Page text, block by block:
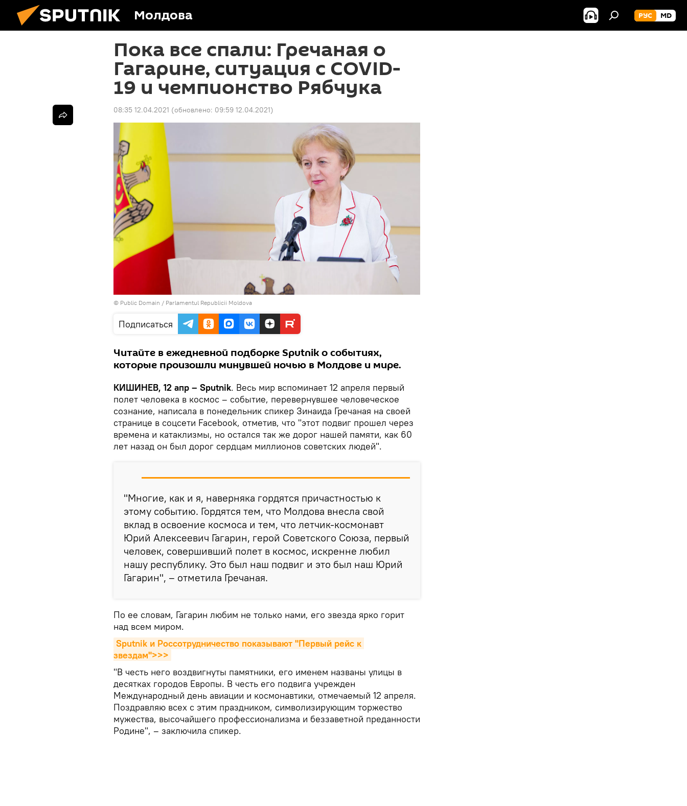
Молдова РУС MD
Пока все спали: Гречаная о
Гагарине, ситуация с COVID-
19 и чемпионство Рябчука
08:35 12.04.2021 (обновлено: 09:59 12.04.2021)
© Public Domain / Parlamentul Republicii Moldova
Подписаться
Читайте в ежедневной подборке Sputnik о событиях,
которые произошли минувшей ночью в Молдове и мире.
КИШИНЕВ, 12 апр – Sputnik. Весь мир вспоминает 12 апреля первый
полет человека в космос – событие, перевернувшее человеческое
сознание, написала в понедельник спикер Зинаида Гречаная на своей
странице в соцсети Facebook, отметив, что "этот подвиг прошел через
времена и катаклизмы, но остался так же дорог нашей памяти, как 60
лет назад он был дорог сердцам миллионов советских людей".
"Многие, как и я, наверняка гордятся причастностью к
этому событию. Гордятся тем, что Молдова внесла свой
вклад в освоение космоса и тем, что летчик-космонавт
Юрий Алексеевич Гагарин, герой Советского Союза, первый
человек, совершивший полет в космос, искренне любил
нашу республику. Это был наш подвиг и это был наш Юрий
Гагарин", – отметила Гречаная.
По ее словам, Гагарин любим не только нами, его звезда ярко горит
над всем миром.
Sputnik и Россотрудничество показывают "Первый рейс к
звездам">>>
"В честь него воздвигнуты памятники, его именем названы улицы в
десятках городов Европы. В честь его подвига учрежден
Международный день авиации и космонавтики, отмечаемый 12 апреля.
Поздравляю всех с этим праздником, символизирующим торжество
мужества, высочайшего профессионализма и беззаветной преданности
Родине", – заключила спикер.